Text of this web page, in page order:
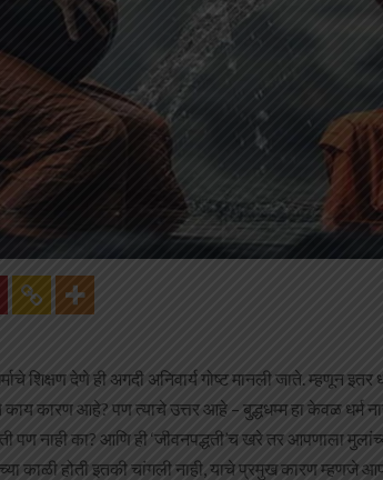
शिक्षण देणे ही अगदी अनिवार्य गोष्ट मानली जाते. म्हणून इतर
काय कारण आहे? पण त्याचे उत्तर आहे – बुद्धधम्म हा केवळ धर्म
पण नाही का? आणि ही ‘जीवनपद्धती’च खरे तर आपणाला
काळी होती इतकी चांगली नाही, याचे प्रमुख कारण